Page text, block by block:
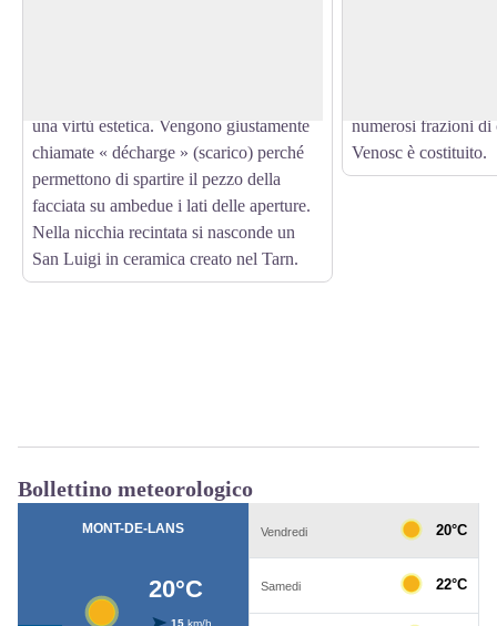
una virtù estetica. Vengono giustamente
chiamate « décharge » (scarico) perché
permettono di spartire il pezzo della
facciata su ambedue i lati delle aperture.
Nella nicchia recintata si nasconde un
San Luigi in ceramica creato nel Tarn.
numerosi frazioni
Venosc è costituito.
Bollettino meteorologico